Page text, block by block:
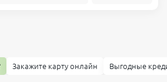
Закажите карту онлайн Выгодные